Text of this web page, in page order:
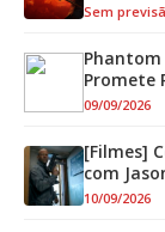
Sem
Phantom
Promete
09/09/2026
[Filmes]
com
10/09/2026